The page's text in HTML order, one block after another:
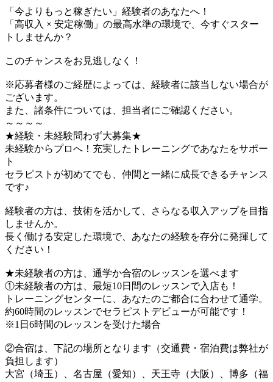
「今よりもっと稼ぎたい」経験者のあなたへ！
「高収入 × 安定稼働」の最高水準の環境で、今すぐスター
トしませんか？
このチャンスをお見逃しなく！
※応募者様のご経歴によっては、経験者に該当しない場合が
ございます。
また、諸条件については、担当者にご確認ください。
～～～～
★経験・未経験問わず大募集★
未経験からプロへ！充実したトレーニングであなたをサポー
ト
セラピストが初めてでも、仲間と一緒に成長できるチャンス
です♪
経験者の方は、技術を活かして、さらなる収入アップを目指
しませんか。
長く働ける安定した環境で、あなたの経験を存分に発揮して
ください！
★未経験者の方は、通学か合宿のレッスンを選べます
①未経験者の方は、最短10日間のレッスンで入店も！
トレーニングセンターに、あなたのご都合に合わせて通学。
約60時間のレッスンでセラピストデビューが可能です！
※1日6時間のレッスンを受けた場合
②合宿は、下記の場所となります（交通費・宿泊費は弊社が
負担します）
大宮（埼玉）、名古屋（愛知）、天王寺（大阪）、博多（福